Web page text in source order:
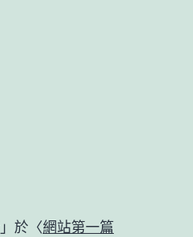
」於〈網站第一篇